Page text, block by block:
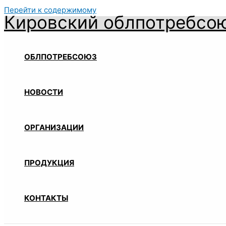
Перейти к содержимому
Кировский
ОБЛПОТРЕБСОЮЗ
НОВОСТИ
ОРГАНИЗАЦИИ
ПРОДУКЦИЯ
КОНТАКТЫ